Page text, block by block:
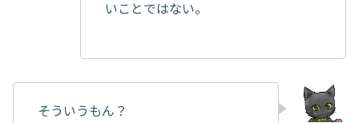
いことではない。
そういうもん？